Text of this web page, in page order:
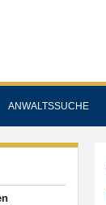
ANWALTSSUCHE